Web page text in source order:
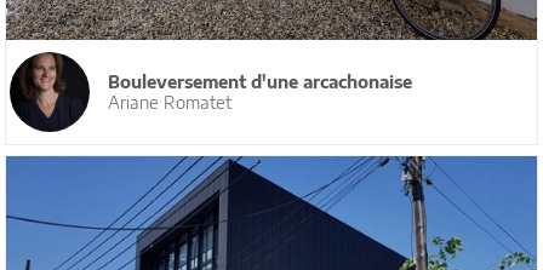
Bouleversement d'une arcachonaise
Ariane Romatet